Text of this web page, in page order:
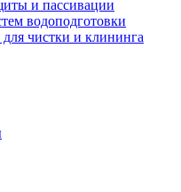
и пассивации
водоподготовки
для чистки и клининга